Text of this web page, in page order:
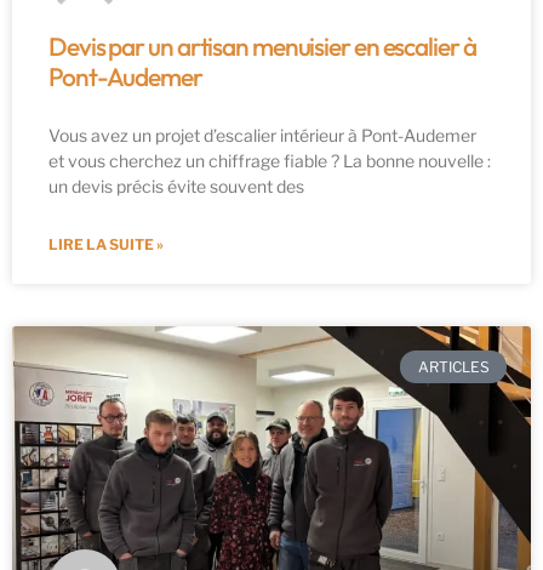
Devis par un artisan menuisier en escalier à
Pont-Audemer
Vous avez un projet d’escalier intérieur à Pont-Audemer
et vous cherchez un chiffrage fiable ? La bonne nouvelle :
un devis précis évite souvent des
LIRE LA SUITE »
ARTICLES